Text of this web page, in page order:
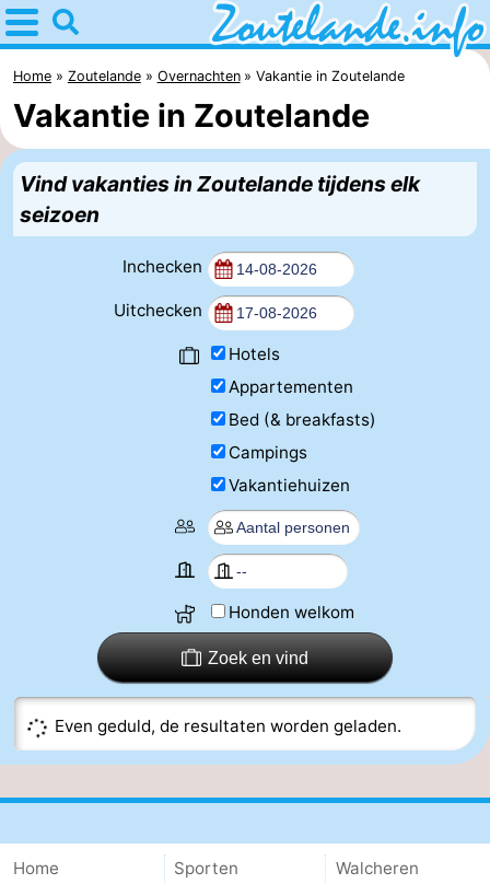
Home
Zoutelande
Tips
Voor
kinderen
Webcam
minutes
Strand
Zien
doen
-
Home Zoutelande Overnachten Vakantie in Zoutelande
Vakantie in Zoutelande
Vind vakanties in Zoutelande tijdens elk
seizoen
Inchecken
Uitchecken
Hotels
Appartementen
Bed (& breakfasts)
Campings
Vakantiehuizen
Honden welkom
Zoek en vind
Even geduld, de resultaten worden geladen.
Home
Sporten
Walcheren